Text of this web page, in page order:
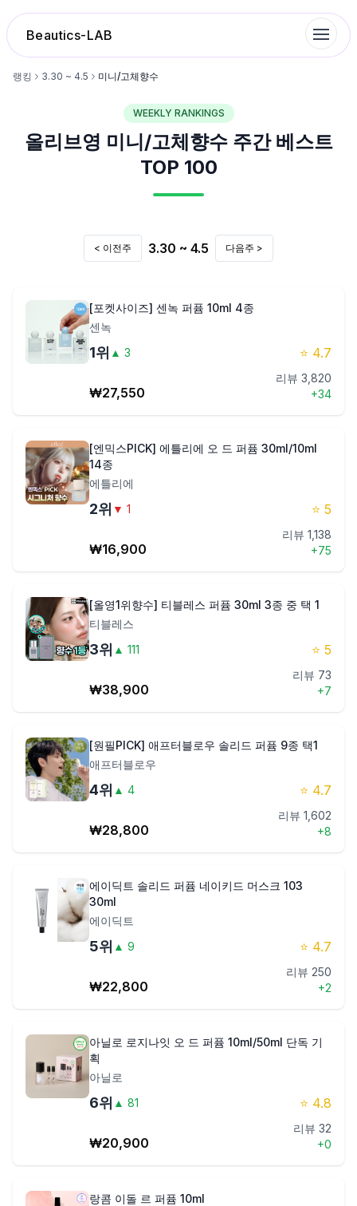
Beautics-LAB
찜 목록
루틴탐색
Login
랭킹 3.30 ~ 4.5 미니/고체향수
WEEKLY RANKINGS
올리브영 미니/고체향수주간 베스트
TOP 100
< 이전주 3.30 ~ 4.5 다음주 >
[포켓사이즈] 센녹 퍼퓸 10ml 4종
센녹
1위 ▲ 3 ⭐ 4.7
₩27,550
리뷰 3,820
+34
[엔믹스PICK] 에틀리에 오 드 퍼퓸 30ml/10ml
14종
에틀리에
2위 ▼ 1 ⭐ 5
₩16,900
리뷰 1,138
+75
[올영1위향수] 티블레스 퍼퓸 30ml 3종 중 택 1
티블레스
3위 ▲ 111 ⭐ 5
₩38,900
리뷰 73
+7
[원필PICK] 애프터블로우 솔리드 퍼퓸 9종 택1
애프터블로우
4위 ▲ 4 ⭐ 4.7
₩28,800
리뷰 1,602
+8
에이딕트 솔리드 퍼퓸 네이키드 머스크 103
30ml
에이딕트
5위 ▲ 9 ⭐ 4.7
₩22,800
리뷰 250
+2
아닐로 로지나잇 오 드 퍼퓸 10ml/50ml 단독 기
획
아닐로
6위 ▲ 81 ⭐ 4.8
₩20,900
리뷰 32
+0
랑콤 이돌 르 퍼퓸 10ml